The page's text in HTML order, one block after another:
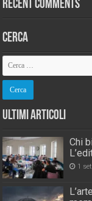
Recent Comments
Cerca
Ultimi Articoli
Chi
1